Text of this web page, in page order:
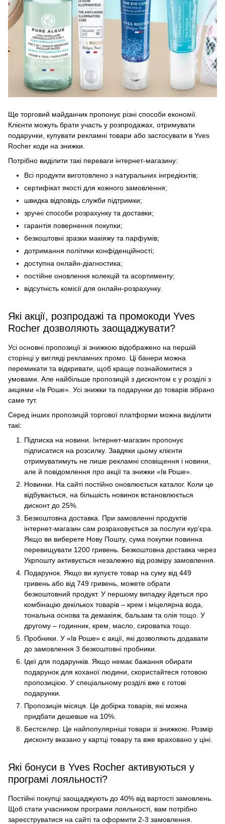
Ще торговий майданчик пропонує різні способи економії.
Клієнти можуть брати участь у розпродажах, отримувати
подарунки, купувати рекламні товари або застосувати в Yves
Rocher коди на знижки.
Потрібно виділити такі переваги інтернет-магазину:
Всі продукти виготовлено з натуральних інгредієнтів;
сертифікат якості для кожного замовлення;
швидка відповідь служби підтримки;
зручні способи розрахунку та доставки;
гарантія повернення покупки;
безкоштовні зразки макіяжу та парфумів;
дотримання політики конфіденційності;
доступна онлайн-діагностика;
постійне оновлення колекцій та асортименту;
відсутність комісії для онлайн-розрахунку.
Які акції, розпродажі та промокоди Yves
Rocher дозволяють заощаджувати?
Усі основні пропозиції зі знижкою відображено на першій
сторінці у вигляді рекламних промо. Ці банери можна
перемикати та відкривати, щоб краще познайомитися з
умовами. Але найбільше пропозицій з дисконтом є у розділі з
акціями «Ів Роше». Усі знижки та подарунки до товарів зібрано
саме тут.
Серед інших пропозицій торгової платформи можна виділити
такі:
Підписка на новини. Інтернет-магазин пропонує
підписатися на розсилку. Завдяки цьому клієнти
отримуватимуть не лише рекламні сповіщення і новини,
але й повідомлення про акції та знижки «Ів Роше».
Новинки. На сайті постійно оновлюється каталог. Коли це
відбувається, на більшість новинок встановлюється
дисконт до 25%.
Безкоштовна доставка. При замовленні продуктів
інтернет-магазин сам розраховується за послуги кур'єра.
Якщо ви виберете Нову Пошту, сума покупки повинна
перевищувати 1200 гривень. Безкоштовна доставка через
Укрпошту активується незалежно від розміру замовлення.
Подарунок. Якщо ви купуєте товар на суму від 449
гривень або від 749 гривень, можете обрати
безкоштовний продукт. У першому випадку йдеться про
комбінацію декількох товарів – крем і міцелярна вода,
тональна основа та демакіяж, бальзам та олія тощо. У
другому – годинник, крем, масло, сироватка тощо.
Пробники. У «Ів Роше» є акції, які дозволяють додавати
до замовлення 3 безкоштовні пробники.
Ідеї ​​для подарунків. Якщо немає бажання обирати
подарунок для коханої людини, скористайтеся готовою
пропозицією. У спеціальному розділі вже є готові
подарунки.
Пропозиція місяця. Це добірка товарів, які можна
придбати дешевше на 10%.
Бестселер. Це найпопулярніші товари зі знижкою. Розмір
дисконту вказано у картці товару та вже враховано у ціні.
Які бонуси в Yves Rocher активуються у
програмі лояльності?
Постійні покупці заощаджують до 40% від вартості замовлень.
Щоб стати учасником програми лояльності, вам потрібно
зареєструватися на сайті та оформити 2-3 замовлення.